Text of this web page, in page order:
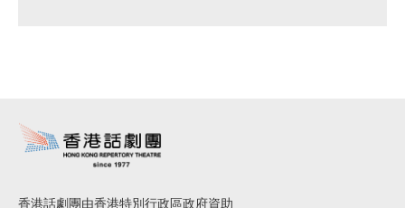
香港話劇團由香港特別行政區政府資助